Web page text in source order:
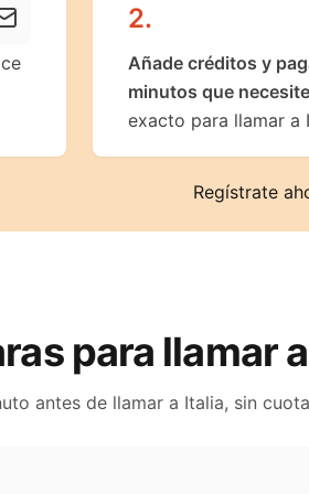
2.
Añade créditos y
minutos que
exacto para llamar a
Regístrate
para llamar
antes de llamar a Italia, sin